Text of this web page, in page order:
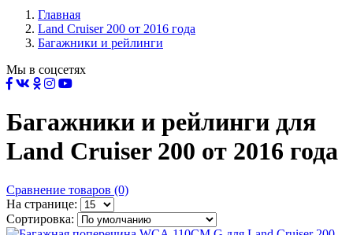
Главная
Land Cruiser 200 от 2016 года
Багажники и рейлинги
Мы в соцсетях
Багажники и рейлинги для
Land Cruiser 200 от 2016 года
Сравнение товаров (0)
На странице:
Сортировка: